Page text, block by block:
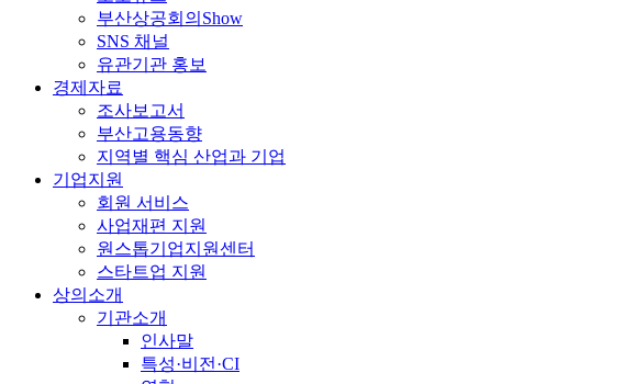
부산상공회의Show
SNS 채널
유관기관 홍보
경제자료
조사보고서
부산고용동향
지역별 핵심 산업과 기업
기업지원
회원 서비스
사업재편 지원
원스톱기업지원센터
스타트업 지원
상의소개
기관소개
인사말
특성·비전·CI